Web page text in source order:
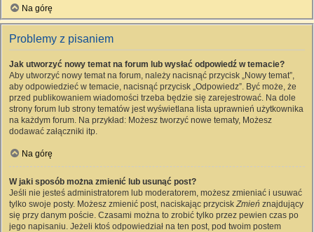
Na górę
Problemy z pisaniem
Jak utworzyć nowy temat na forum lub wysłać odpowiedź w temacie?
Aby utworzyć nowy temat na forum, należy nacisnąć przycisk „Nowy temat”,
aby odpowiedzieć w temacie, nacisnąć przycisk „Odpowiedz”. Być może, że
przed publikowaniem wiadomości trzeba będzie się zarejestrować. Na dole
strony forum lub strony tematów jest wyświetlana lista uprawnień użytkownika
na każdym forum. Na przykład: Możesz tworzyć nowe tematy, Możesz
dodawać załączniki itp.
Na górę
W jaki sposób można zmienić lub usunąć post?
Jeśli nie jesteś administratorem lub moderatorem, możesz zmieniać i usuwać
tylko swoje posty. Możesz zmienić post, naciskając przyciskZmień znajdujący
się przy danym poście. Czasami można to zrobić tylko przez pewien czas po
jego napisaniu. Jeżeli ktoś odpowiedział na ten post, pod twoim postem